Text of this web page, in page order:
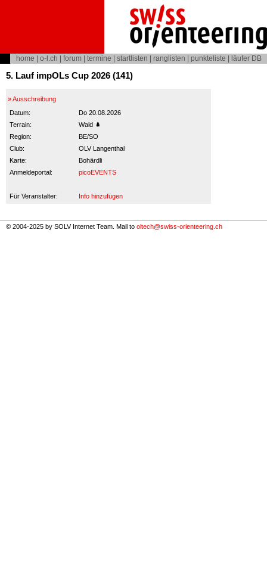
home o-l.ch forum termine startlisten ranglisten punkteliste läufer DB
5. Lauf impOLs Cup 2026 (141)
» Ausschreibung
Datum:
Do 20.08.2026
Terrain:
Wald 🌲
Region:
BE/SO
Club:
OLV Langenthal
Karte:
Bohärdli
Anmeldeportal:
picoEVENTS
Für Veranstalter: Info hinzufügen
© 2004-2025 by SOLV Internet Team. Mail to oltech@swiss-orienteering.ch